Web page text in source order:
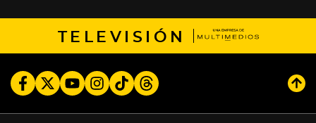
TELEVISIÓN
FacebookTwitterYoutubeInstagram
TikTokThreads